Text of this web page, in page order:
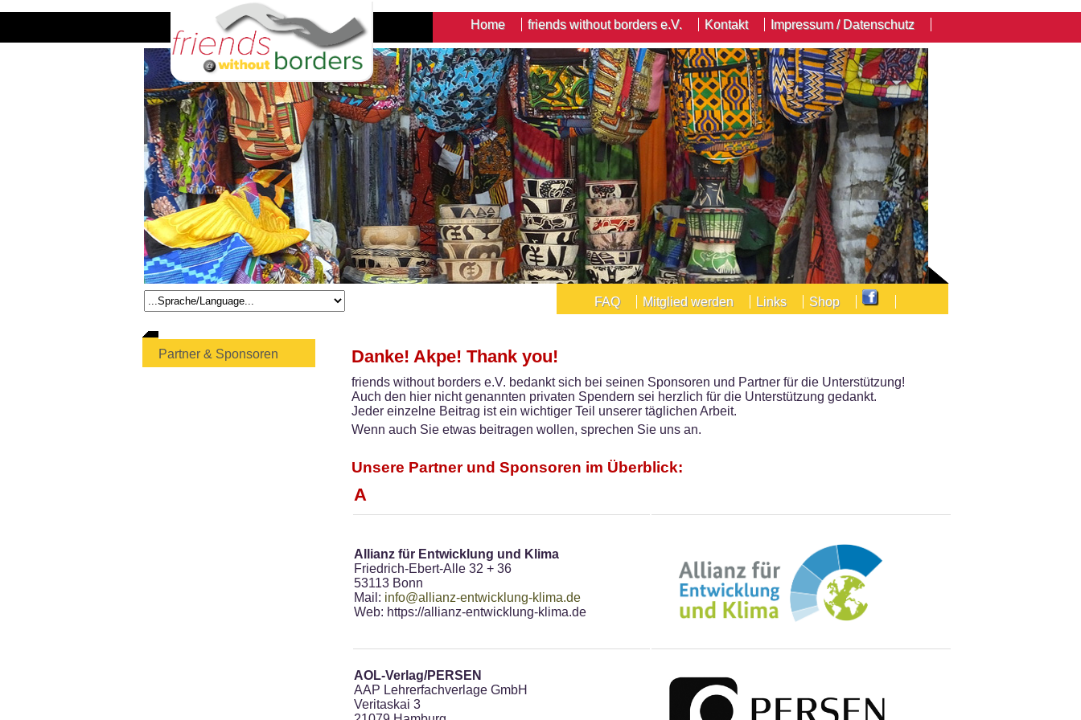
FAQ Mitglied werden Links Shop
Partner & Sponsoren Danke! Akpe! Thank you!
friends without borders e.V. bedankt sich bei seinen Sponsoren und Partner für die Unterstützung!
Auch den hier nicht genannten privaten Spendern sei herzlich für die Unterstützung gedankt.
Jeder einzelne Beitrag ist ein wichtiger Teil unserer täglichen Arbeit.
Wenn auch Sie etwas beitragen wollen, sprechen Sie uns an.
Unsere Partner und Sponsoren im Überblick:
A
Allianz für Entwicklung und Klima
Friedrich-Ebert-Alle 32 + 36
53113 Bonn
Mail: info@allianz-entwicklung-klima.de
Web: https://allianz-entwicklung-klima.de
AOL-Verlag/PERSEN
AAP Lehrerfachverlage GmbH
Veritaskai 3
Home friends without borders e.V. Kontakt Impressum / Datenschutz